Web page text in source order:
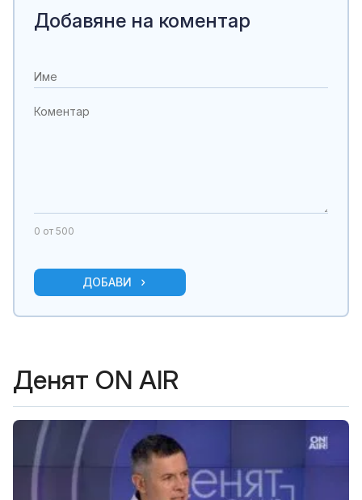
Добавяне на коментар
0 от 500
ДОБАВИ
Денят ON AIR